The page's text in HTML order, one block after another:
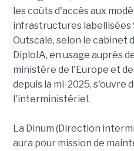
les coûts d'accès aux
infrastructures labellisées
Outscale, selon le cabinet
DiploIA, en usage auprès
ministère de l'Europe et
depuis la mi-2025, s'ouvre
l'interministériel.
La Dinum (Direction
aura pour mission de